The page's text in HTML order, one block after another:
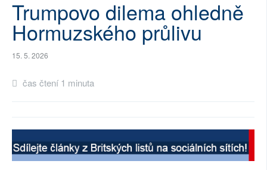
SOCIÁLNÍ SÍTĚ
RUBRIKY
Trumpovo dilema ohledně
Hormuzského průlivu
15. 5. 2026
čas čtení 1 minuta